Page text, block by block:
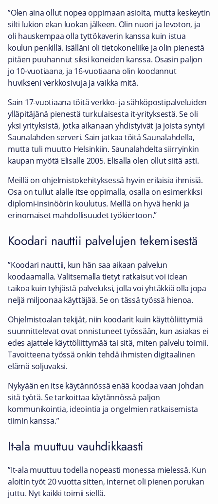
”Olen aina ollut nopea oppimaan asioita, mutta keskeytin
silti lukion ekan luokan jälkeen. Olin nuori ja levoton, ja
oli hauskempaa olla tyttökaverin kanssa kuin istua
koulun penkillä. Isälläni oli tietokoneliike ja olin pienestä
pitäen puuhannut siksi koneiden kanssa. Osasin paljon
jo 10-vuotiaana, ja 16-vuotiaana olin koodannut
huvikseni verkkosivuja ja vaikka mitä.
Sain 17-vuotiaana töitä verkko- ja sähköpostipalveluiden
ylläpitäjänä pienestä turkulaisesta it-yrityksestä. Se oli
yksi yrityksistä, jotka aikanaan yhdistyivät ja joista syntyi
Saunalahden serveri. Sain jatkaa töitä Saunalahdella,
mutta tuli muutto Helsinkiin. Saunalahdelta siirryinkin
kaupan myötä Elisalle 2005. Elisalla olen ollut siitä asti.
Meillä on ohjelmistokehityksessä hyvin erilaisia ihmisiä.
Osa on tullut alalle itse oppimalla, osalla on esimerkiksi
diplomi-insinöörin koulutus. Meillä on hyvä henki ja
erinomaiset mahdollisuudet työkiertoon.”
Koodari nauttii palvelujen tekemisestä
”Koodari nauttii, kun hän saa aikaan palvelun
koodaamalla. Valitsemalla tietyt ratkaisut voi idean
taikoa kuin tyhjästä palveluksi, jolla voi yhtäkkiä olla jopa
neljä miljoonaa käyttäjää. Se on tässä työssä hienoa.
Ohjelmistoalan tekijät, niin koodarit kuin käyttöliittymiä
suunnittelevat ovat onnistuneet työssään, kun asiakas ei
edes ajattele käyttöliittymää tai sitä, miten palvelu toimii.
Tavoitteena työssä onkin tehdä ihmisten digitaalinen
elämä soljuvaksi.
Nykyään en itse käytännössä enää koodaa vaan johdan
sitä työtä. Se tarkoittaa käytännössä paljon
kommunikointia, ideointia ja ongelmien ratkaisemista
tiimin kanssa.”
It-ala muuttuu vauhdikkaasti
”It-ala muuttuu todella nopeasti monessa mielessä. Kun
aloitin työt 20 vuotta sitten, internet oli pienen porukan
juttu. Nyt kaikki toimii siellä.